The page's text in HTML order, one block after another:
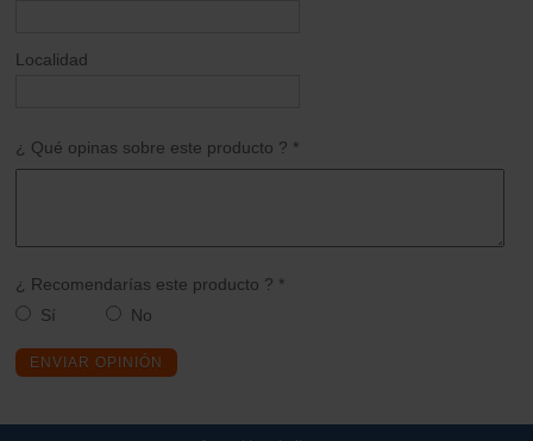
Localidad
¿ Qué opinas sobre este producto ? *
¿ Recomendarías este producto ? *
Sí
No
ENVIAR OPINIÓN